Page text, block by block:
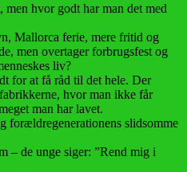
men hvor godt har man det med
Mallorca ferie, mere fritid og
men overtager forbrugsfest og
liv?
for at få råd til det hele. Der
hvor man ikke får
man har lavet.
forældregenerationens slidsomme
– de unge siger: ”Rend mig i